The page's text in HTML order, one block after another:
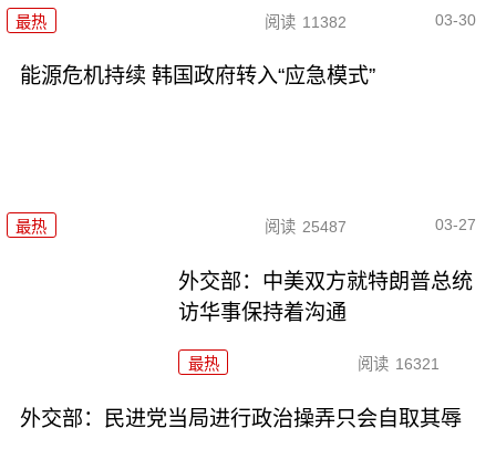
最热 阅读 11382 03-30
能源危机持续 韩国政府转入“应急模式”
最热 阅读 25487 03-27
外交部：中美双方就特朗普总统
访华事保持着沟通
最热 阅读 16321
外交部：民进党当局进行政治操弄只会自取其辱